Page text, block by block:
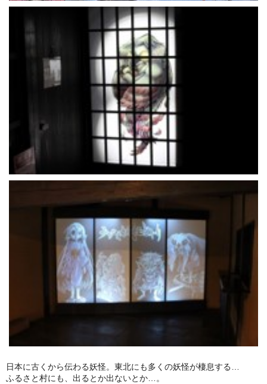
日本に古くから伝わる妖怪。東北にも多くの妖怪が棲息する…
ふるさと村にも、出るとか出ないとか…。